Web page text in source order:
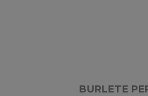
BURLETE